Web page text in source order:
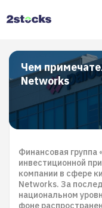
Чем
Networks
Финансовая
инвестиционной
компании в сфере
Networks. За
национальном
фоне